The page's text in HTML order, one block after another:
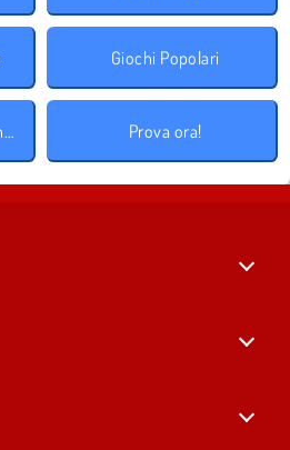
Giochi Popolari
Giochi per Giocatore Singolo Prova ora!